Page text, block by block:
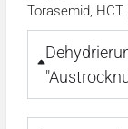
Torasemid,